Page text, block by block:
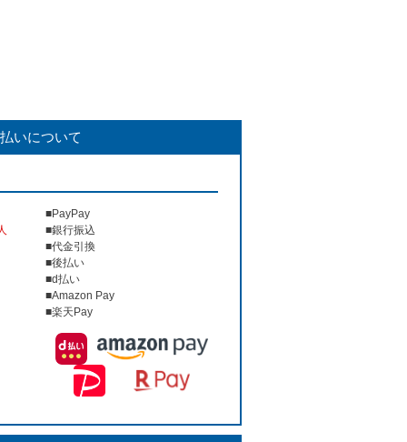
いについて
■PayPay
■銀行振込
■代金引換
■後払い
■d払い
■Amazon Pay
■楽天Pay